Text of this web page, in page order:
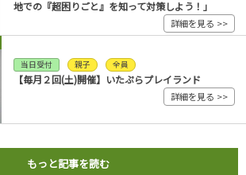
地での『超困りごと』を知って対策しよう！」
詳細を見る >>
当日受付 親子 全員
【毎月２回(土)開催】いたぷらプレイランド
詳細を見る >>
もっと記事を読む